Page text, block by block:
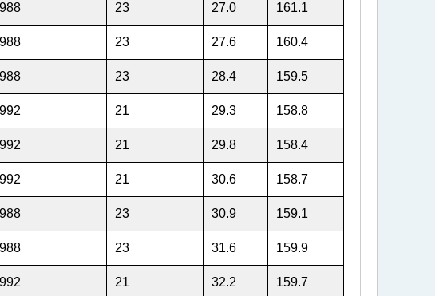
988 23 27.0 161.1
988 23 27.6 160.4
988 23 28.4 159.5
992 21 29.3 158.8
992 21 29.8 158.4
992 21 30.6 158.7
988 23 30.9 159.1
988 23 31.6 159.9
992 21 32.2 159.7